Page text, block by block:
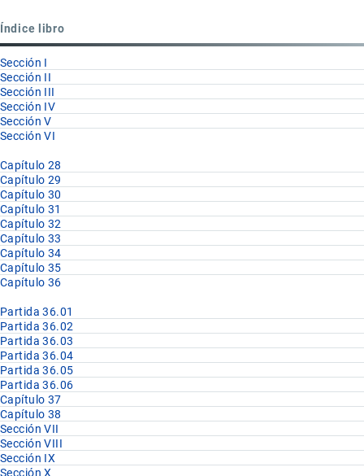
36.06
Índice libro
Sección I
Sección II
Sección III
Sección IV
Sección V
Sección VI
Capítulo 28
Capítulo 29
Capítulo 30
Capítulo 31
Capítulo 32
Capítulo 33
Capítulo 34
Capítulo 35
Capítulo 36
Partida 36.01
Partida 36.02
Partida 36.03
Partida 36.04
Partida 36.05
Partida 36.06
Capítulo 37
Capítulo 38
Sección VII
Sección VIII
Sección IX
Sección X